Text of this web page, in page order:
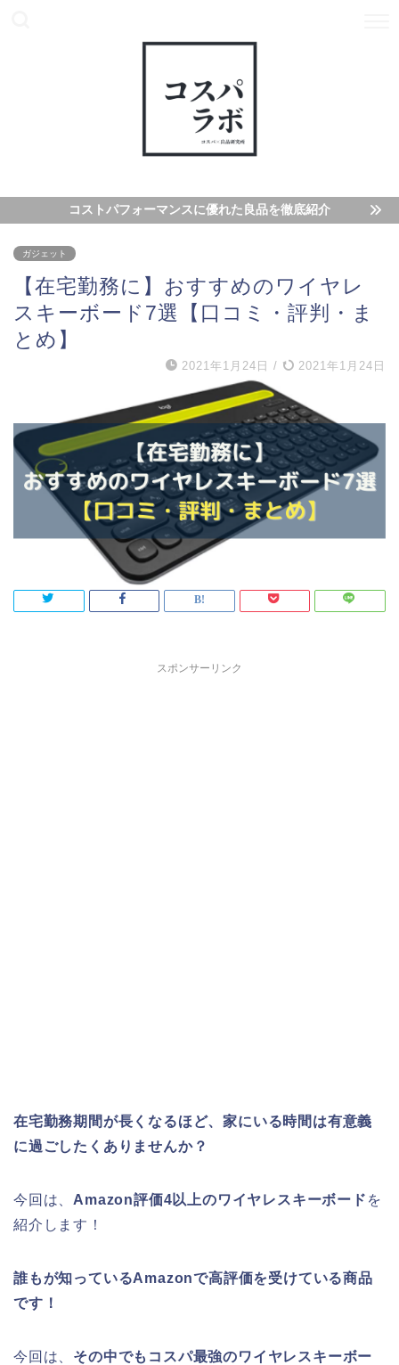
コストパフォーマンスに優れた良品を徹底紹介
ガジェット
【在宅勤務に】おすすめのワイヤレ
スキーボード7選【口コミ・評判・ま
とめ】
2021年1月24日 / 2021年1月24日
スポンサーリンク
在宅勤務期間が長くなるほど、家にいる時間は有意義
に過ごしたくありませんか？
今回は、 Amazon評価4以上のワイヤレスキーボード を
紹介します！
誰もが知っているAmazonで高評価を受けている商品
です！
今回は、 その中でもコスパ最強のワイヤレスキーボー